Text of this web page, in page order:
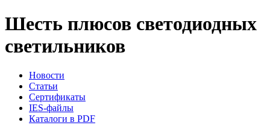
Шесть плюсов светодиодных
светильников
Новости
Статьи
Сертификаты
IES-файлы
Каталоги в PDF